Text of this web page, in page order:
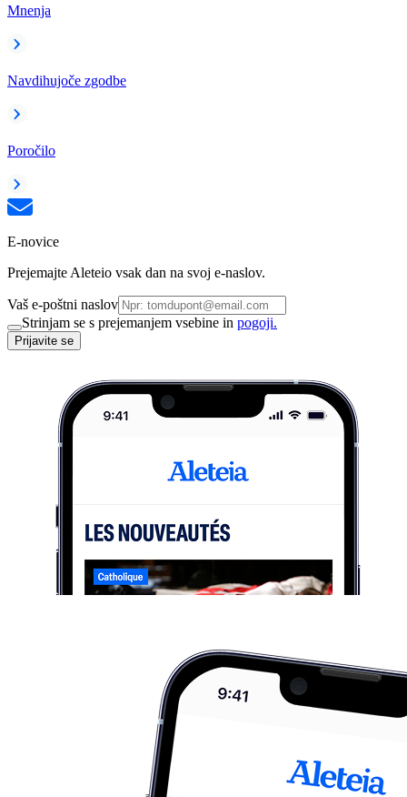
Mnenja
Navdihujoče zgodbe
Poročilo
E-novice
Prejemajte Aleteio vsak dan na svoj e-naslov.
Vaš e-poštni naslov
Strinjam se s prejemanjem vsebine in pogoji.
Prijavite se